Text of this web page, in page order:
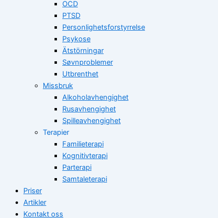
OCD
PTSD
Personlighetsforstyrrelse
Psykose
Ätstörningar
Søvnproblemer
Utbrenthet
Missbruk
Alkoholavhengighet
Rusavhengighet
Spilleavhengighet
Terapier
Familieterapi
Kognitivterapi
Parterapi
Samtaleterapi
Priser
Artikler
Kontakt oss